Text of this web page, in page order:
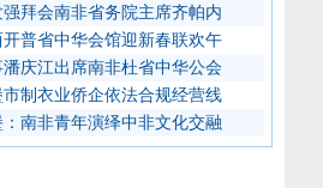
拜会南非省务院主席齐帕内
普省中华会馆迎新春联欢午
庆江出席南非杜省中华公会
制衣业侨企依法合规经营线
南非青年演绎中非文化交融